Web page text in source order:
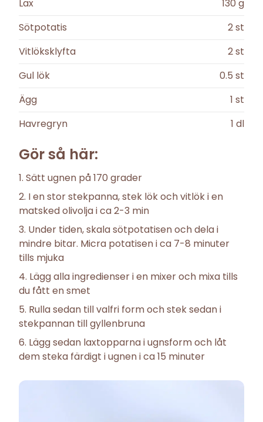
Lax 130 g
Sötpotatis
2st
Vitlöksklyfta
2st
Gul lök
0.5 st
Ägg
1 st
Havregryn
1 dl
Gör så här:
Sätt ugnen på 170 grader
I en stor stekpanna, stek lök och vitlök i en
matsked olivolja i ca 2-3 min
Under tiden, skala sötpotatisen och dela i
mindre bitar. Micra potatisen i ca 7-8 minuter
tills mjuka
Lägg alla ingredienser i en mixer och mixa tills
du fått en smet
Rulla sedan till valfri form och stek sedan i
stekpannan till gyllenbruna
Lägg sedan laxtopparna i ugnsform och låt
dem steka färdigt i ugnen i ca 15 minuter